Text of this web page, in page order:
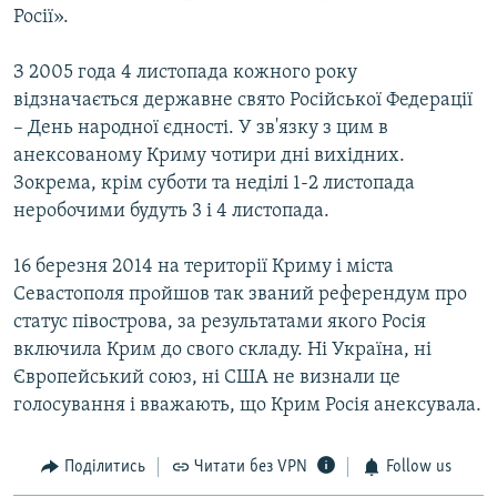
Росії».
З 2005 года 4 листопада кожного року
відзначається державне свято Російської Федерації
– День народної єдності. У зв'язку з цим в
анексованому Криму чотири дні вихідних.
Зокрема, крім суботи та неділі 1-2 листопада
неробочими будуть 3 і 4 листопада.
16 березня 2014 на території Криму і міста
Севастополя пройшов так званий референдум про
статус півострова, за результатами якого Росія
включила Крим до свого складу. Ні Україна, ні
Європейський союз, ні США не визнали це
голосування і вважають, що Крим Росія анексувала.
Поділитись Читати без VPN Follow us